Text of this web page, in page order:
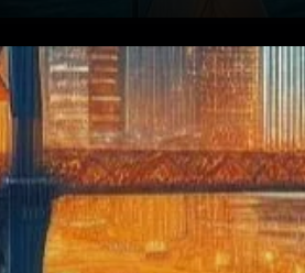
Dans une
audacieuse qui a
l’attention de la